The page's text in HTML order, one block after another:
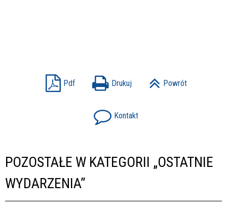
Pdf Drukuj Powrót
Kontakt
POZOSTAŁE W KATEGORII „OSTATNIE
WYDARZENIA”